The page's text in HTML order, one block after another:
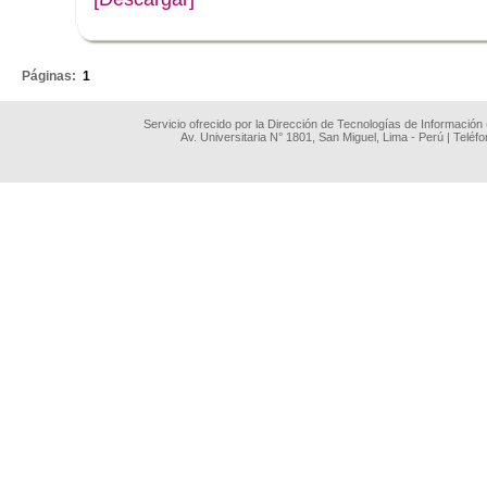
Páginas: 1
Servicio ofrecido por la Dirección de Tecnologías de
Av. Universitaria N° 1801, San Miguel, Lima - Perú |